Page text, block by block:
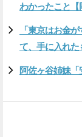
わかったこと【
「東京はお金
て、手に入れた
阿佐ヶ谷姉妹「